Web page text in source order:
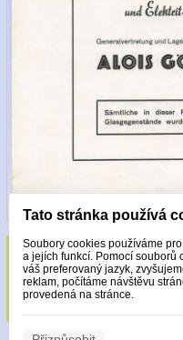
Sklo zdobeno pouze
Swarovski.
Tato stránka používá
Soubory cookies používáme
a jejích funkcí. Pomocí souborů
váš preferovaný jazyk,
reklam, počítáme návštěvu
provedená na stránce.